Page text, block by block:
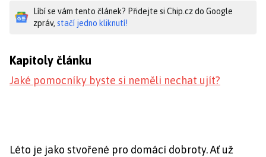
Líbí se vám tento článek? Přidejte si Chip.cz do Google
zpráv, stačí jedno kliknutí!
Kapitoly článku
Jaké pomocníky byste si neměli nechat ujít?
Léto je jako stvořené pro domácí dobroty. Ať už